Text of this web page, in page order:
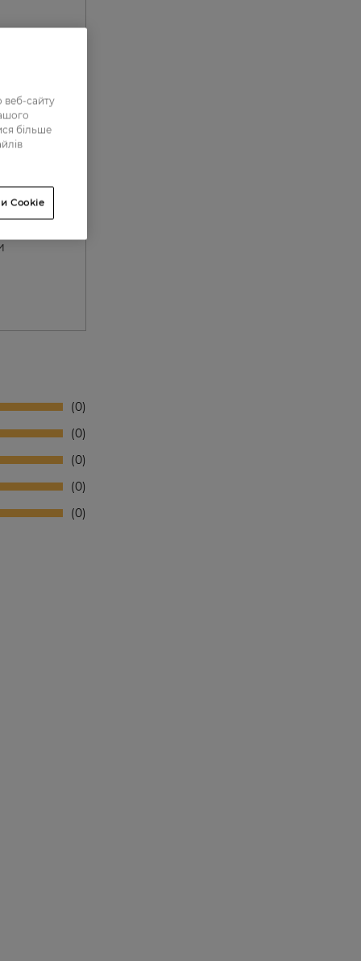
0
0
0
0
0
сайту
більше
Cookie